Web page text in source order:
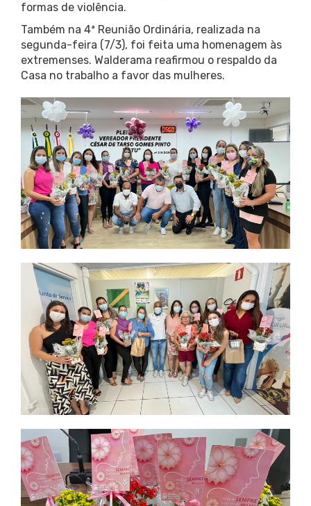
formas de violência.
Também na 4ª Reunião Ordinária, realizada na
segunda-feira (7/3), foi feita uma homenagem às
extremenses. Walderama reafirmou o respaldo da
Casa no trabalho a favor das mulheres.